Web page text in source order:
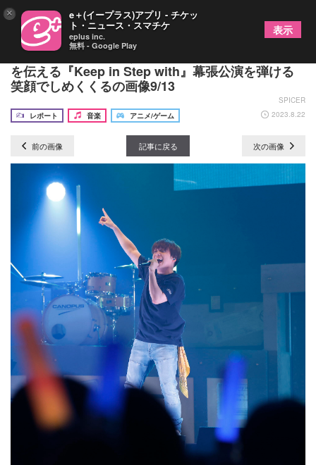
内田雄馬「ありがとう」とファンへの感謝の気持ち
を伝える『Keep in Step with』幕張公演を弾ける
笑顔でしめくくるの画像9/13
SPICER
レポート
音楽 アニメ/ゲーム 2023.8.22
前の画像 記事に戻る 次の画像
× e＋(イープラス)アプリ - チケッ
ト・ニュース・スマチケ
eplus inc.
無料 - Google Play
表示